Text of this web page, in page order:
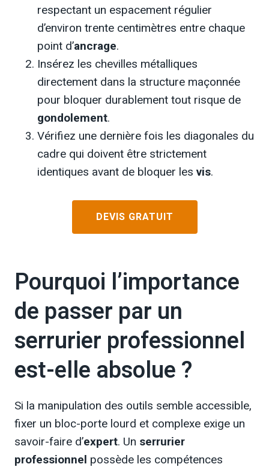
respectant un espacement régulier
d’environ trente centimètres entre chaque
point d’ancrage.
Insérez les chevilles métalliques
directement dans la structure maçonnée
pour bloquer durablement tout risque de
gondolement.
Vérifiez une dernière fois les diagonales du
cadre qui doivent être strictement
identiques avant de bloquer les vis.
DEVIS GRATUIT
Pourquoi l’importance
de passer par un
serrurier professionnel
est-elle absolue ?
Si la manipulation des outils semble accessible,
fixer un bloc-porte lourd et complexe exige un
savoir-faire d’expert. Un serrurier
professionnel possède les compétences